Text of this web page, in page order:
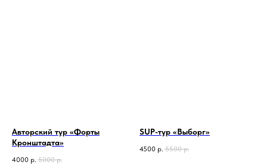
Авторский тур «Форты
Кронштадта»
4000 р. 5000 р.
SUP-тур «Выборг»
4500 р. 5500 р.